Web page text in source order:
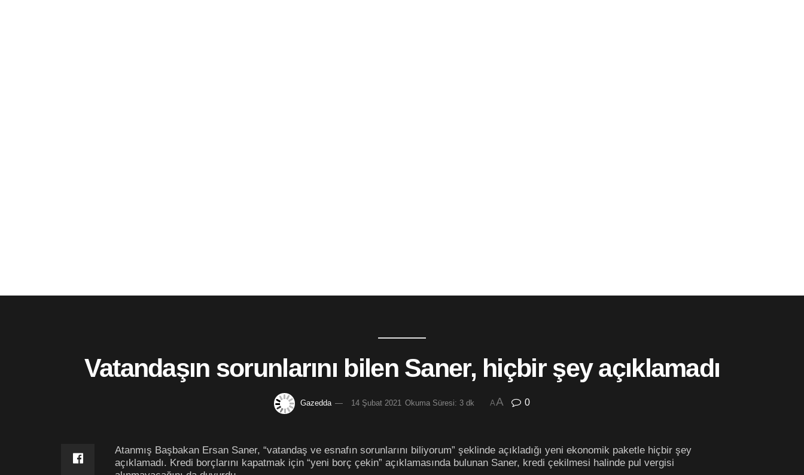
Vatandaşın sorunlarını bilen Saner, hiçbir şey açıklamadı
Gazedda 14 Şubat 2021 Okuma Süresi: 3 dk AA 0
Atanmış Başbakan Ersan Saner, “vatandaş ve esnafın sorunlarını biliyorum” şeklinde açıkladığı yeni ekonomik paketle hiçbir şey
açıklamadı. Kredi borçlarını kapatmak için “yeni borç çekin” açıklamasında bulunan Saner, kredi çekilmesi halinde pul vergisi